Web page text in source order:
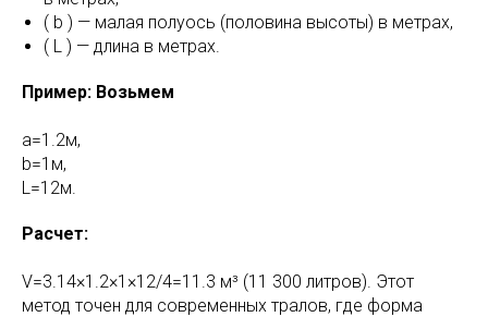
( b ) — малая полуось (половина высоты) в метрах,
( L ) — длина в метрах.
Пример: Возьмем
a=1.2м,
b=1м,
L=12м.
Расчет:
V=3.14×1.2×1×12/4=11.3 м³ (11 300 литров). Этот
метод точен для современных тралов, где форма